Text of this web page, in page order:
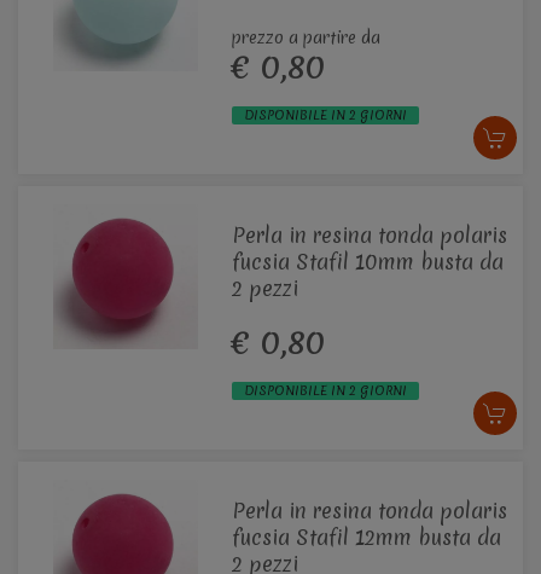
prezzo a partire da
€ 0,80
DISPONIBILE IN 2 GIORNI
Perla in resina tonda polaris
fucsia Stafil 10mm busta da
2 pezzi
€ 0,80
DISPONIBILE IN 2 GIORNI
Perla in resina tonda polaris
fucsia Stafil 12mm busta da
2 pezzi